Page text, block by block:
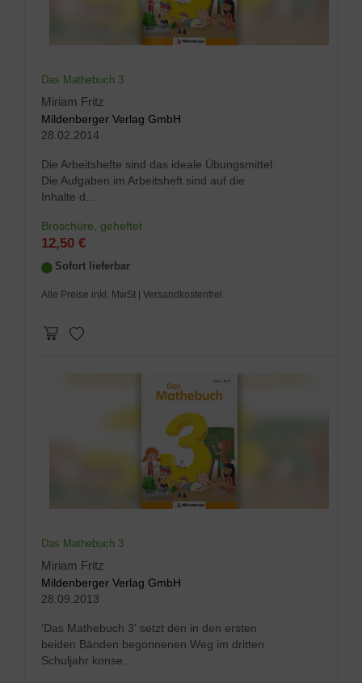
Das Mathebuch 3
Miriam Fritz
Mildenberger Verlag GmbH
28.02.2014
Die Arbeitshefte sind das ideale Übungsmittel.
Die Aufgaben im Arbeitsheft sind auf die
Inhalte d...
Broschüre, geheftet
12,50 €
Sofort lieferbar
Alle Preise inkl. MwSt | Versandkostenfrei
Das Mathebuch 3
Miriam Fritz
Mildenberger Verlag GmbH
28.09.2013
'Das Mathebuch 3' setzt den in den ersten
beiden Bänden begonnenen Weg im dritten
Schuljahr konse...